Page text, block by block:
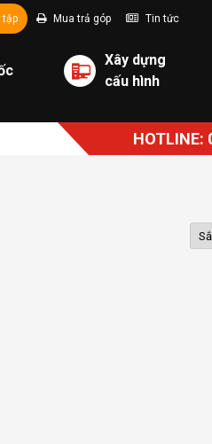
tập Mua trả góp Tin tức
Xây dựng
cấu hình
HOTLINE: